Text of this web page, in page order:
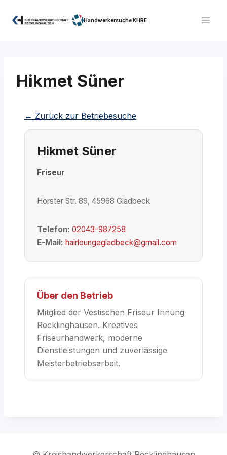
Inhalt
Handwerkersuche KHRE
Hikmet Süner
← Zurück zur Betriebesuche
Hikmet Süner
Friseur
Horster Str. 89, 45968 Gladbeck
Telefon: 02043-987258
E-Mail: hairloungegladbeck@gmail.com
Über den Betrieb
Mitglied der Vestischen Friseur Innung
Recklinghausen. Kreatives
Friseurhandwerk, moderne
Dienstleistungen und zuverlässige
Meisterbetriebsarbeit.